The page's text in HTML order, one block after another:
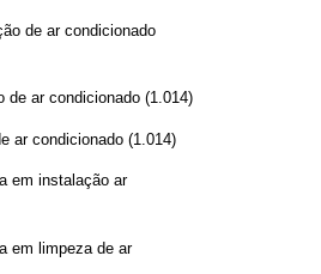
de ar condicionado
de ar condicionado (1.014)
ar condicionado (1.014)
em instalação ar
em limpeza de ar